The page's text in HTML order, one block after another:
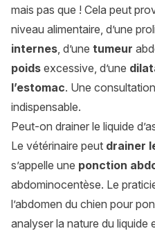
mais pas que ! Cela peut
niveau alimentaire, d’une
internes, d’une tumeur
poids excessive, d’une
l’estomac. Une
indispensable.
Peut-on drainer le liquide
Le vétérinaire peut drainer
s’appelle une ponction
abdominocentèse. Le
l’abdomen du chien pour
analyser la nature du liquide